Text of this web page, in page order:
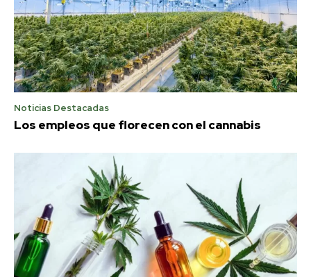
Noticias Destacadas
Los empleos que florecen con el cannabis